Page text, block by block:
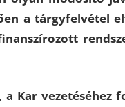
a tárgyfelvétel
Kar vezetéséhez